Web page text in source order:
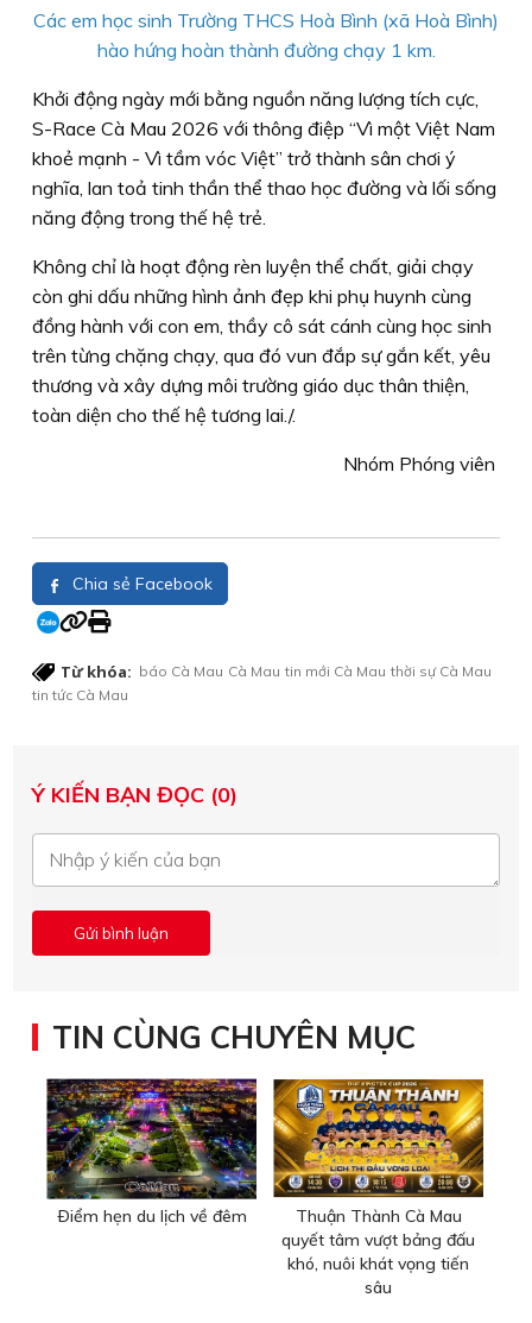
Các em học sinh Trường THCS Hoà Bình (xã Hoà Bình)
hào hứng hoàn thành đường chạy 1 km.
Khởi động ngày mới bằng nguồn năng lượng tích cực,
S-Race Cà Mau 2026 với thông điệp “Vì một Việt Nam
khoẻ mạnh - Vì tầm vóc Việt” trở thành sân chơi ý
nghĩa, lan toả tinh thần thể thao học đường và lối sống
năng động trong thế hệ trẻ.
Không chỉ là hoạt động rèn luyện thể chất, giải chạy
còn ghi dấu những hình ảnh đẹp khi phụ huynh cùng
đồng hành với con em, thầy cô sát cánh cùng học sinh
trên từng chặng chạy, qua đó vun đắp sự gắn kết, yêu
thương và xây dựng môi trường giáo dục thân thiện,
toàn diện cho thế hệ tương lai./.
Nhóm Phóng viên
Chia sẻ Facebook
Từ khóa: báo Cà Mau Cà Mau tin mới Cà Mau thời sự Cà Mau
tin tức Cà Mau
Ý KIẾN BẠN ĐỌC (0)
TIN CÙNG CHUYÊN MỤC
Ðiểm hẹn du lịch về đêm
Thuận Thành Cà Mau
quyết tâm vượt bảng đấu
khó, nuôi khát vọng tiến
sâu